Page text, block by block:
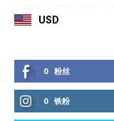
USD
0 粉丝
0 铁粉